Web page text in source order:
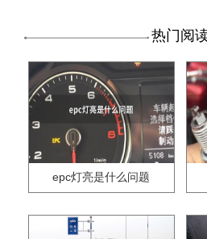
热门阅
epc灯亮是什么问题